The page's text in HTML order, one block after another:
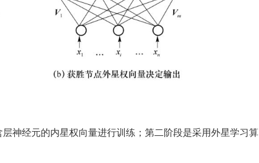
神经元的内星权向量进行训练；第二阶段是采用外星学习算